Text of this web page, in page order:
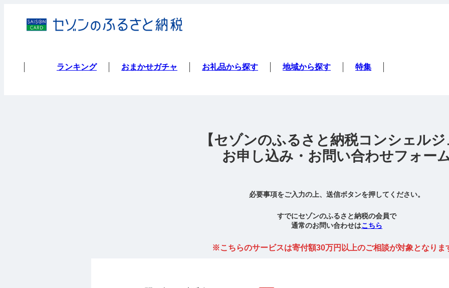
ランキング おまかせガチャ お礼品から探す 地域から探す 特集
【セゾンのふるさと納税コンシェル
お申し込み・お問い合わせフォー
必要事項をご入力の上、送信ボタンを押してください。
すでにセゾンのふるさと納税の会員で
通常のお問い合わせはこちら
※こちらのサービスは寄付額30万円以上のご相談が対象となりま